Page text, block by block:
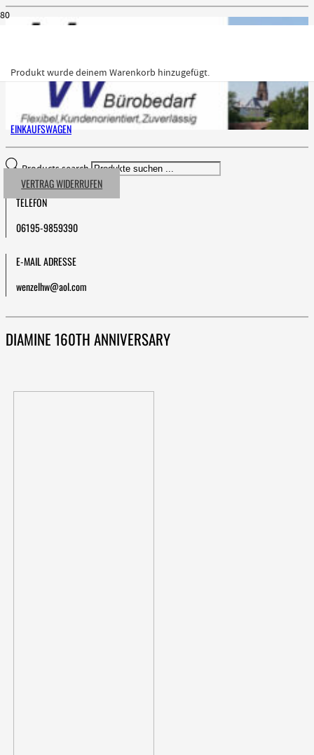
Produktwurde deinem Warenkorb hinzugefügt.
EINKAUFSWAGEN
VERTRAG WIDERRUFEN
Products search
TELEFON
06195-9859390
E-MAIL ADRESSE
wenzelhw@aol.com
DIAMINE 160TH ANNIVERSARY